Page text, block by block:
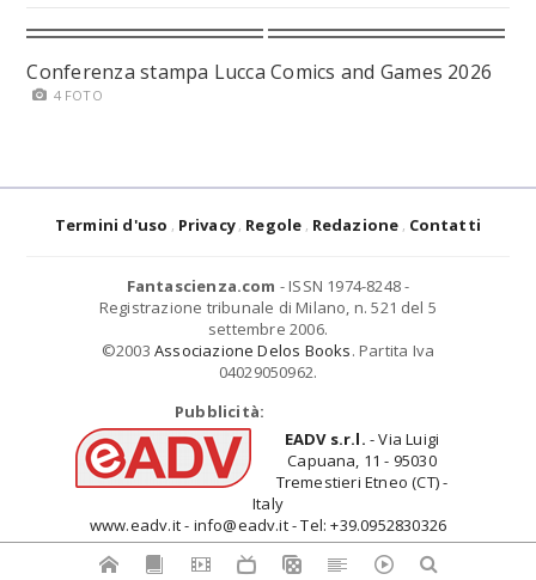
Conferenza stampa Lucca Comics and Games 2026
4 FOTO
Termini d'uso Privacy Regole Redazione Contatti
Fantascienza.com - ISSN 1974-8248 -
Registrazione tribunale di Milano, n. 521 del 5
settembre 2006.
©2003 Associazione Delos Books. Partita Iva
04029050962.
Pubblicità:
EADV s.r.l. - Via Luigi
Capuana, 11 - 95030
Tremestieri Etneo (CT) -
Italy
www.eadv.it - info@eadv.it - Tel: +39.0952830326